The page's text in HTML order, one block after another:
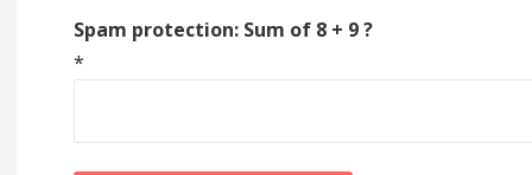
Spam protection: Sum of 8 + 9 ?
*